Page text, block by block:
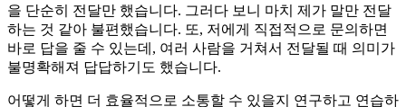
을 단순히 전달만 했습니다. 그러다 보니 마치 제가 말만 전달
하는 것 같아 불편했습니다. 또, 저에게 직접적으로 문의하면
바로 답을 줄 수 있는데, 여러 사람을 거쳐서 전달될 때 의미가
불명확해져 답답하기도 했습니다.
어떻게 하면 더 효율적으로 소통할 수 있을지 연구하고 연습하